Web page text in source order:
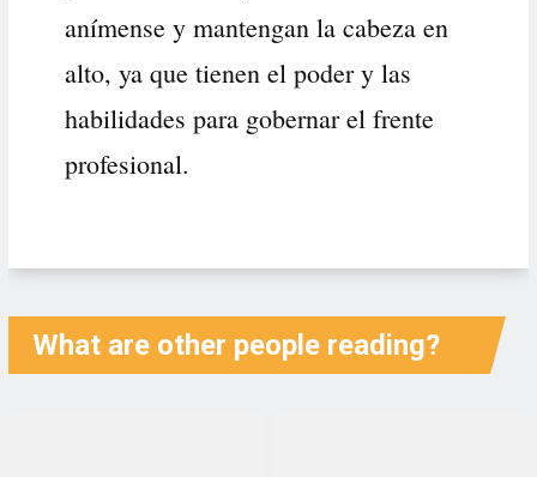
anímense y mantengan la cabeza en
alto, ya que tienen el poder y las
habilidades para gobernar el frente
profesional.
What are other people reading?